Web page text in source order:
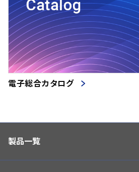
電子総合カタログ
製品一覧